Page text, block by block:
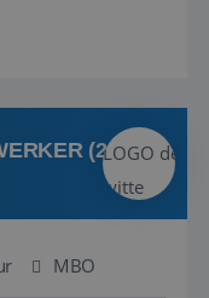
de perfecte
(24-32
MBO